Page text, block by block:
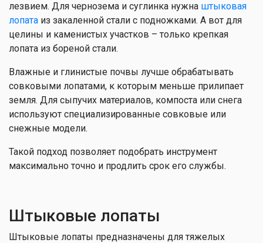
лезвием. Для чернозема и суглинка нужна штыковая
лопата из закаленной стали с подножками. А вот для
целины и каменистых участков – только крепкая
лопата из бореной стали.
Влажные и глинистые почвы лучше обрабатывать
совковыми лопатами, к которым меньше прилипает
земля. Для сыпучих материалов, компоста или снега
используют специализированные совковые или
снежные модели.
Такой подход позволяет подобрать инструмент
максимально точно и продлить срок его службы.
Штыковые лопаты
Штыковые лопаты предназначены для тяжелых